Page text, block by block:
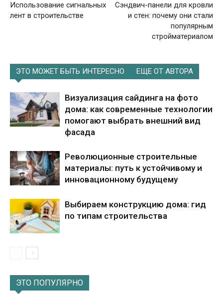
Использование сигнальных
лент в строительстве
Сэндвич-панели для кровли
и стен: почему они стали
популярным
стройматериалом
ЭТО МОЖЕТ БЫТЬ ИНТЕРЕСНО ЕЩЕ ОТ АВТОРА
Визуализация сайдинга на фото
дома: как современные технологии
помогают выбрать внешний вид
фасада
Революционные строительные
материалы: путь к устойчивому и
инновационному будущему
Выбираем конструкцию дома: гид
по типам строительства
ЭТО ПОПУЛЯРНО